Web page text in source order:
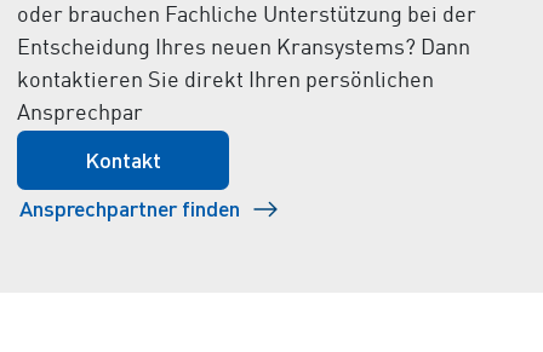
oder brauchen Fachliche Unterstützung bei der
Entscheidung Ihres neuen Kransystems? Dann
kontaktieren Sie direkt Ihren persönlichen
Ansprechpar
Kontakt
Ansprechpartner finden